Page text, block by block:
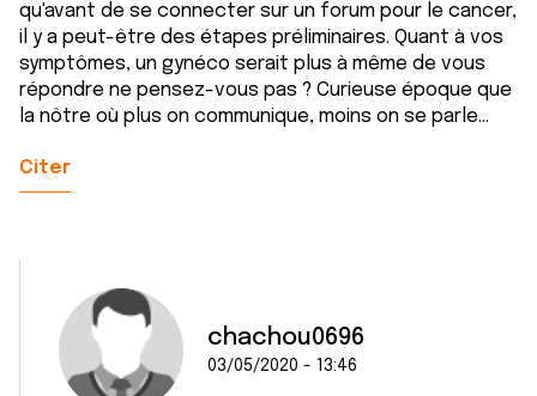
qu'avant de se connecter sur un forum pour le cancer,
il y a peut-être des étapes préliminaires. Quant à vos
symptômes, un gynéco serait plus à même de vous
répondre ne pensez-vous pas ? Curieuse époque que
la nôtre où plus on communique, moins on se parle...
Citer
chachou0696
03/05/2020 - 13:46